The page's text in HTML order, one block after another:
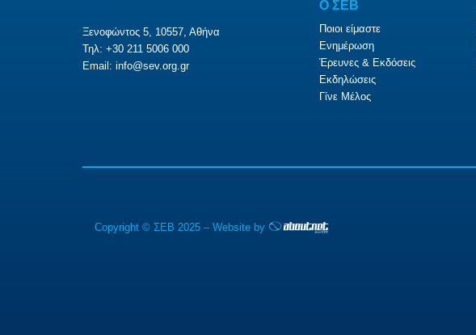
Ξενοφώντος 5, 10557, Αθήνα
Τηλ: +30 211 5006 000
Email: info@sev.org.gr
O ΣΕΒ
Ποιοι είμαστε
Ενημέρωση
Έρευνες & Εκδόσεις
Εκδηλώσεις
Γίνε Μέλος
Copyright © ΣΕΒ 2025 – Website by